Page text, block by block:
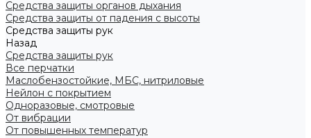
Средства защиты органов дыхания
Средства защиты от падения с высоты
Средства защиты рук
Назад
Средства защиты рук
Все перчатки
Маслобензостойкие, МБС, нитриловые
Нейлон с покрытием
Одноразовые, смотровые
От вибрации
От повышенных температур